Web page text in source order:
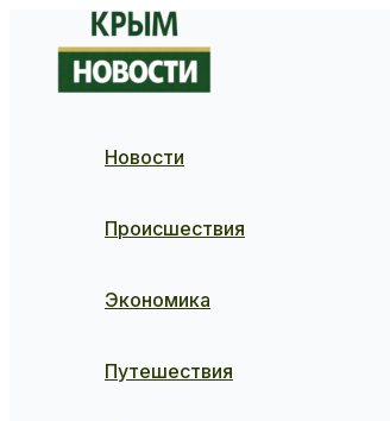
содержимому
Новости
Происшествия
Экономика
Путешествия